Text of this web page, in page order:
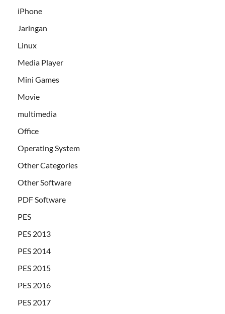
iPhone
Jaringan
Linux
Media Player
Mini Games
Movie
multimedia
Office
Operating System
Other Categories
Other Software
PDF Software
PES
PES 2013
PES 2014
PES 2015
PES 2016
PES 2017